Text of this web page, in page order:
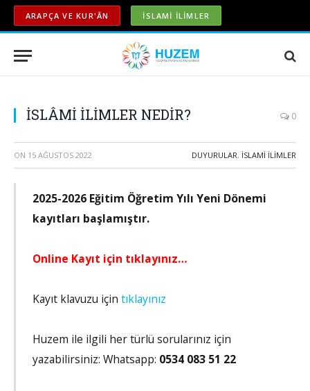
ARAPÇA VE KUR'ÂN İSLAMİ İLİMLER
İSLÂMİ İLİMLER NEDİR? 0
ON 15 AĞUSTOS 2022 DUYURULAR, İSLAMİ İLİMLER
2025-2026 Eğitim Öğretim Yılı Yeni Dönemi
kayıtları başlamıştır.
Online Kayıt için tıklayınız…
Kayıt klavuzu için tıklayınız
Huzem ile ilgili her türlü sorularınız için
yazabilirsiniz: Whatsapp: 0534 083 51 22